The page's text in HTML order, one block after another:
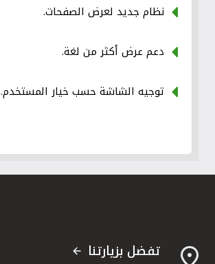
نظام جديد لعرض الصفحات.
دعم عرض أكثر من لغة.
توجيه الشاشة حسب خيار المستخدم.
تفضل بزيارتنا